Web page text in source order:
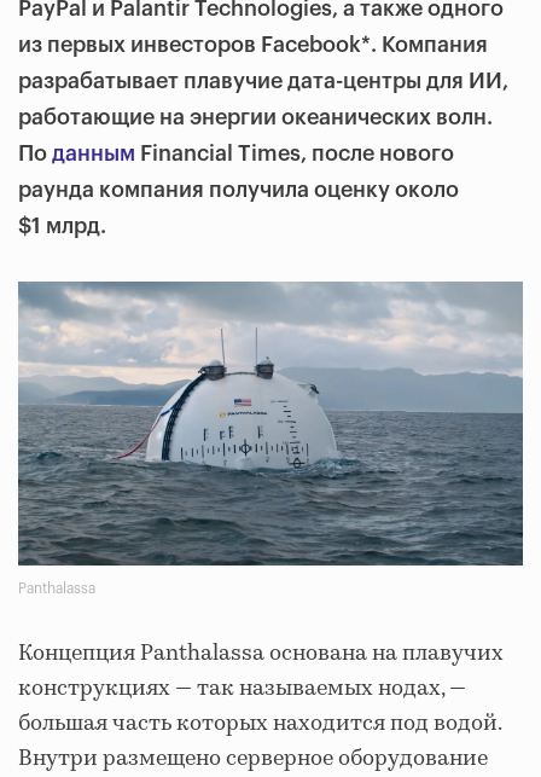
PayPal и Palantir Technologies, а также одного
из первых инвесторов Facebook*. Компания
разрабатывает плавучие дата-центры для ИИ,
работающие на энергии океанических волн.
По данным Financial Times, после нового
раунда компания получила оценку около
$1 млрд.
Panthalassa
Концепция Panthalassa основана на плавучих
конструкциях — так называемых нодах, —
большая часть которых находится под водой.
Внутри размещено серверное оборудование